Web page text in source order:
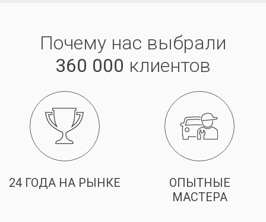
Почему нас выбрали
360 000 клиентов
24 ГОДА НА РЫНКЕ
ОПЫТНЫЕ
МАСТЕРА